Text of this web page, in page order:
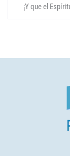
¡Y que el